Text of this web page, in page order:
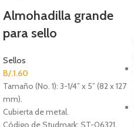
Almohadilla grande
para sello
Sellos
B/.1.60
Tamaño (No. 1): 3-1/4” x 5” (82 x 127
mm).
Cubierta de metal.
Código de Studmark: ST-06321.